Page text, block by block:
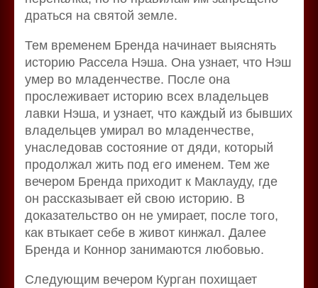
драться на святой земле.
Тем временем Бренда начинает выяснять
историю Рассела Нэша. Она узнает, что Нэш
умер во младенчестве. После она
прослеживает историю всех владельцев
лавки Нэша, и узнает, что каждый из бывших
владельцев умирал во младенчестве,
унаследовав состояние от дяди, который
продолжал жить под его именем. Тем же
вечером Бренда приходит к Маклауду, где
он рассказывает ей свою историю. В
доказательство он не умирает, после того,
как втыкает себе в живот кинжал. Далее
Бренда и Коннор занимаются любовью.
Следующим вечером Курган похищает